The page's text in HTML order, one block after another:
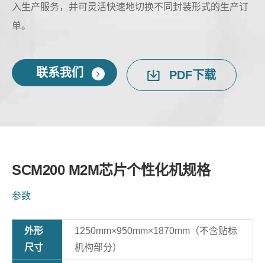
入生产服务，并可灵活快速地切换不同封装形式的生产订
单。
联系我们 PDF下载
SCM200 M2M芯片个性化机规格
参数
外形
尺寸
1250mm×950mm×1870mm（不含贴标
机构部分）